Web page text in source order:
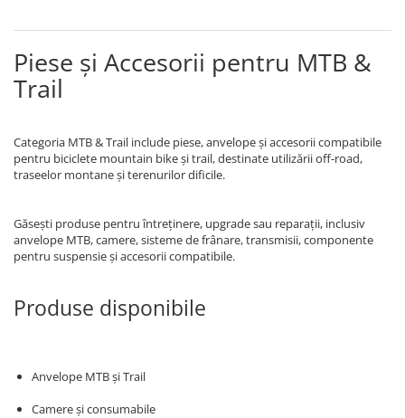
Piese și Accesorii pentru MTB &
Trail
Categoria MTB & Trail include piese, anvelope și accesorii compatibile
pentru biciclete mountain bike și trail, destinate utilizării off-road,
traseelor montane și terenurilor dificile.
Găsești produse pentru întreținere, upgrade sau reparații, inclusiv
anvelope MTB, camere, sisteme de frânare, transmisii, componente
pentru suspensie și accesorii compatibile.
Produse disponibile
Anvelope MTB și Trail
Camere și consumabile